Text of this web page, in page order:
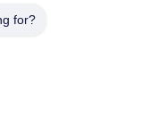
for?